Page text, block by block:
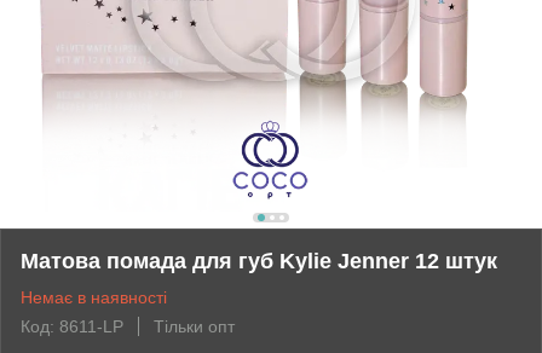
Матова помада для губ Kylie Jenner 12 штук
Немає в наявності
Код: 8611-LP
Тільки опт